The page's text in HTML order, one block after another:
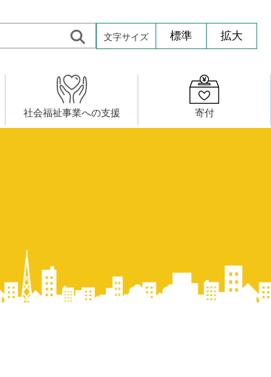
文字サイズ 標準 拡大
プチボザウルス
寄付したい
社会福祉事業への支援 寄付